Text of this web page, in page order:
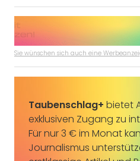
Sie wünschen sich auch eine
Taubenschlag+ bietet
exklusiven Zugang zu
Für nur 3 € im Monat
Journalismus